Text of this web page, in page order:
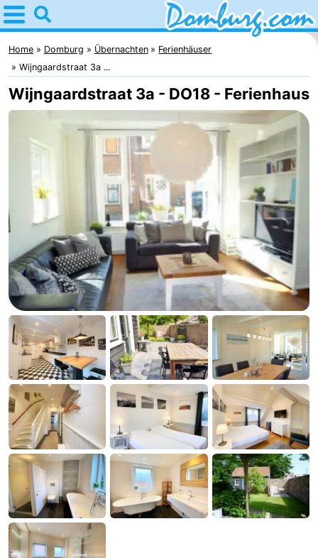
Home
Domburg
Tipps
Für
kindern
Webcam
Webcam
Strand
Übernachten
Appartements
-
Park
Loverendale
-
Résidence
Wijngaerde
Campingplätze
Ferienhäuser
-
Buitenhof
Domburg
-
Hof
Domburg
-
Westhove
Hotels
Home Domburg Übernachten
Ferienhäuser
Wijngaardstraat 3a ...
Wijngaardstraat 3a - DO18 - Ferienhaus